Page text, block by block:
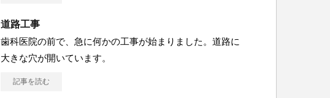
道路工事
歯科医院の前で、急に何かの工事が始まりました。道路に
大きな穴が開いています。
記事を読む